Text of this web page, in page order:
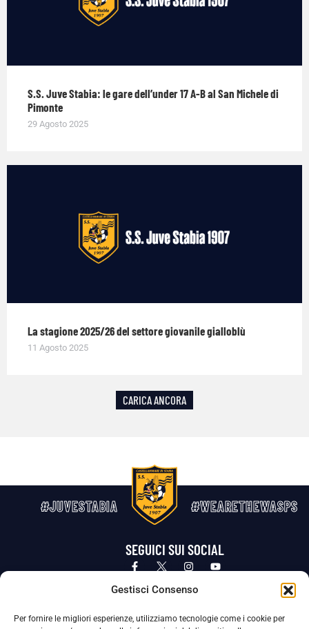
Gestisci Consenso
Per fornire le migliori esperienze, utilizziamo tecnologie come i cookie per
S.S. Juve Stabia: le gare dell’under 17 A-B al San Michele di
Pimonte
29 Agosto 2025
La stagione 2025/26 del settore giovanile gialloblù
11 Agosto 2025
CARICA ANCORA
#JUVESTABIA #WEARETHEWASPS
SEGUICI SUI SOCIAL
Privacy Policy Cookie Policy
La Società ha nominato il Responsabile della Protezione dei Dati Personali (DPO), figura specializzata che vigila sulle modalità